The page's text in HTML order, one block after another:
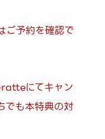
ご予約を確認で
にてキャン
でも本特典の対